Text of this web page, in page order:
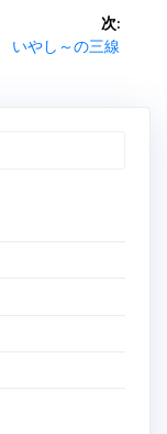
次:
次
いやし～の三線